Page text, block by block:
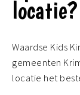
locatie?
Waardse Kids
gemeenten
locatie het